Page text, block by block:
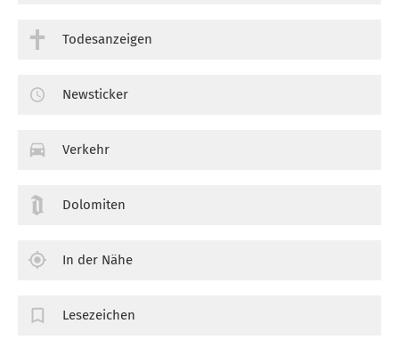
Todesanzeigen
Newsticker
Verkehr
Dolomiten
In der Nähe
Lesezeichen